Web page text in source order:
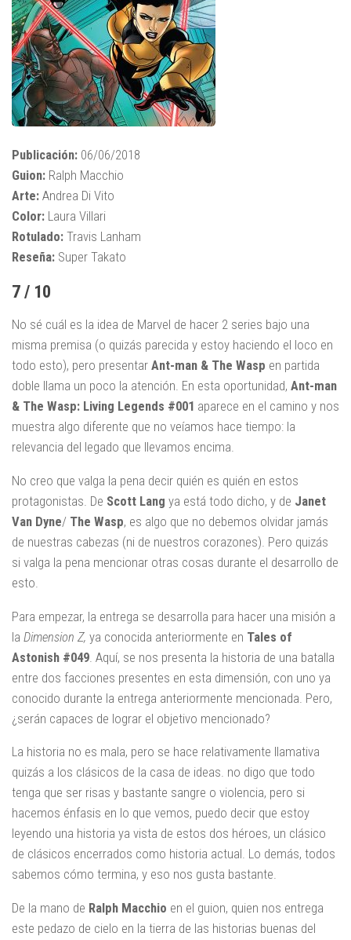
Publicación: 06/06/2018
Guion: Ralph Macchio
Arte: Andrea Di Vito
Color: Laura Villari
Rotulado: Travis Lanham
Reseña: Super Takato
7 / 10
No sé cuál es la idea de Marvel de hacer 2 series bajo una
misma premisa (o quizás parecida y estoy haciendo el loco en
todo esto), pero presentar Ant-man & The Wasp en partida
doble llama un poco la atención. En esta oportunidad, Ant-man
& The Wasp: Living Legends #001 aparece en el camino y nos
muestra algo diferente que no veíamos hace tiempo: la
relevancia del legado que llevamos encima.
No creo que valga la pena decir quién es quién en estos
protagonistas. De Scott Lang ya está todo dicho, y de Janet
Van Dyne/ The Wasp, es algo que no debemos olvidar jamás
de nuestras cabezas (ni de nuestros corazones). Pero quizás
si valga la pena mencionar otras cosas durante el desarrollo de
esto.
Para empezar, la entrega se desarrolla para hacer una misión a
la Dimension Z, ya conocida anteriormente en Tales of
Astonish #049 . Aquí, se nos presenta la historia de una batalla
entre dos facciones presentes en esta dimensión, con uno ya
conocido durante la entrega anteriormente mencionada. Pero,
¿serán capaces de lograr el objetivo mencionado?
La historia no es mala, pero se hace relativamente llamativa
quizás a los clásicos de la casa de ideas. no digo que todo
tenga que ser risas y bastante sangre o violencia, pero si
hacemos énfasis en lo que vemos, puedo decir que estoy
leyendo una historia ya vista de estos dos héroes, un clásico
de clásicos encerrados como historia actual. Lo demás, todos
sabemos cómo termina, y eso nos gusta bastante.
De la mano de Ralph Macchio en el guion, quien nos entrega
este pedazo de cielo en la tierra de las historias buenas del